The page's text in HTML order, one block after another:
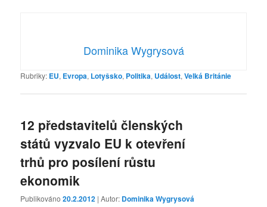
Dominika Wygrysová
Rubriky: EU, Evropa, Lotyšsko, Politika, Událost,Velká Británie
12 představitelů členských
států vyzvalo EU k otevření
trhů pro posílení růstu
ekonomik
Publikováno20.2.2012 | Autor: Dominika Wygrysová